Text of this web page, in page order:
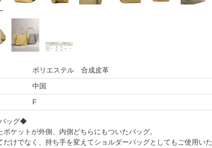
ポリエステル 合成皮革
中国
F
ッグ◆
ケットが外側、内側どちらにもついたバッグ。
だけでなく、持ち手を変えてショルダーバッグとしてもご使用いた